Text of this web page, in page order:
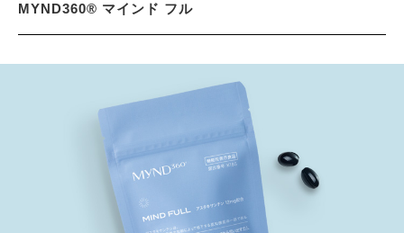
MYND360® マインド フル